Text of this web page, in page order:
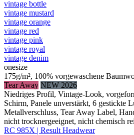
vintage bottle
vintage mustard
vintage orange
vintage red
vintage pink
vintage royal
vintage denim
onesize
175g/m², 100% vorgewaschene
Tear Away NEW 2026
Niedriges Profil, Vintage-Look,
Schirm, Panele unverstärkt, 6 gestickte
Metallverschluss, Tear Away Label,
nicht trocknergeeignet, nicht chemisch
RC 985X | Result Headwear